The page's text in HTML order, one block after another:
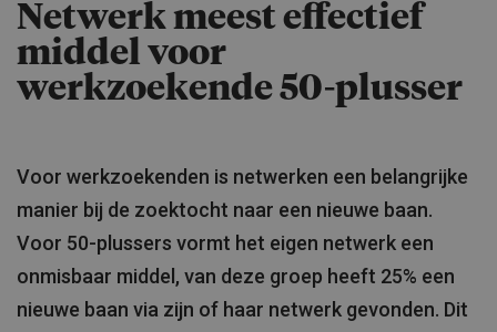
ZOEKEN
Netwerk meest effectief
middel voor
werkzoekende 50-plusser
Voor werkzoekenden is netwerken een belangrijke
manier bij de zoektocht naar een nieuwe baan.
Voor 50-plussers vormt het eigen netwerk een
onmisbaar middel, van deze groep heeft 25% een
nieuwe baan via zijn of haar netwerk gevonden. Dit